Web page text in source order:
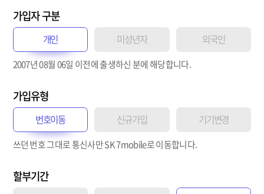
가입자 구분
개인 미성년자 외국인
2007년 08월 06일 이전 에 출생하신 분에 해당합니다.
가입유형
번호이동 신규가입 기기변경
쓰던 번호 그대로 통신사만 SK 7mobile로 이동합니다.
할부기간